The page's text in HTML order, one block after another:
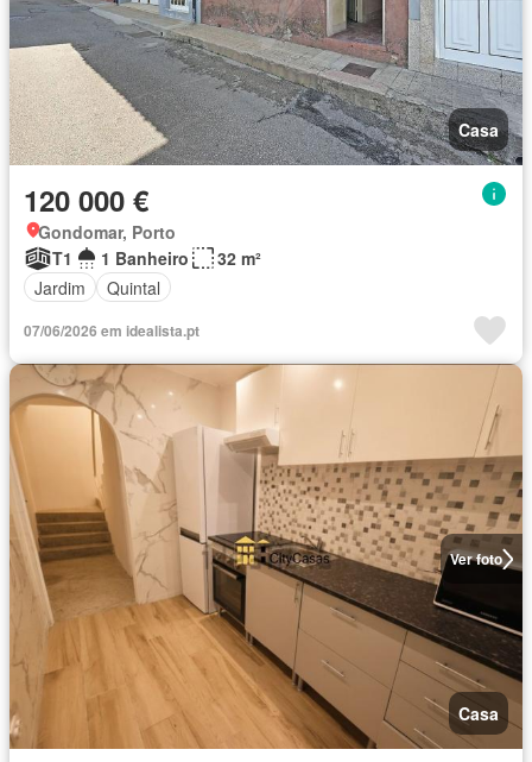
Casa
120 000 €
Gondomar, Porto
T1
1 Banheiro
32 m²
Jardim
Quintal
07/06/2026 em idealista.pt
Ver foto
Casa